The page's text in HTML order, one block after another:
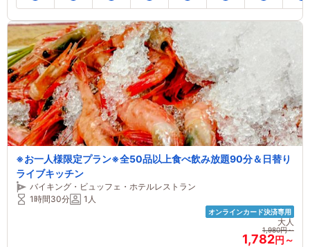
※お一人様限定プラン※全50品以上食べ飲み放題90分＆日替り
ライブキッチン
バイキング・ビュッフェ・ホテルレストラン
1時間30分
1人
オンラインカード決済専用
大人
1,980円～
1,782円～